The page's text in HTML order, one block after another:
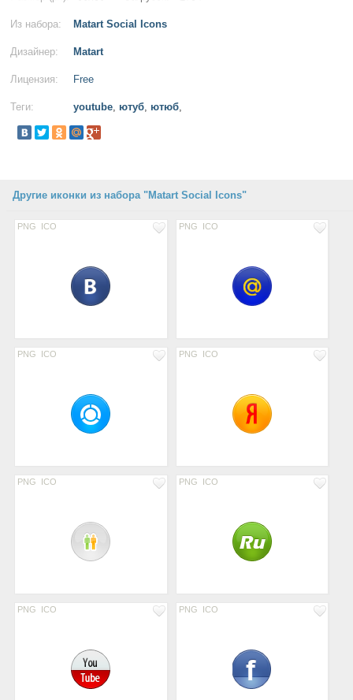
Из набора: Matart Social Icons
Дизайнер: Matart
Лицензия: Free
Теги: youtube, ютуб, ютюб,
Другие иконки из набора "Matart Social Icons"
PNG ICO PNG ICO
PNG ICO PNG ICO
PNG ICO PNG ICO
PNG ICO PNG ICO